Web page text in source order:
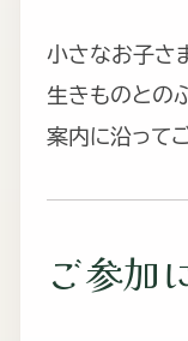
小さなお子さ
生きものとの
案内に沿って
ご参加